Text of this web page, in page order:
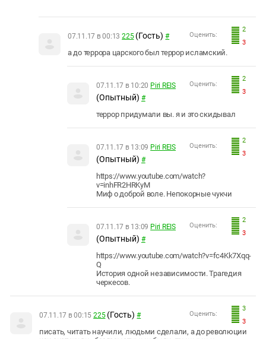
2
3
Оценить:
07.11.17 в 00:13 225 (Гость) #
а до террора царского был террор исламский.
2
3
Оценить:
07.11.17 в 10:20 Piri REIS
(Опытный) #
террор придумали вы. я и это скидывал
2
3
Оценить:
07.11.17 в 13:09 Piri REIS
(Опытный) #
https://www.youtube.com/watch?
v=inhFR2HRKyM
Миф о доброй воле. Непокорные чукчи
2
3
Оценить:
07.11.17 в 13:09 Piri REIS
(Опытный) #
https://www.youtube.com/watch?v=fc4Kk7Xqq-
Q
История одной независимости. Трагедия
черкесов.
3
3
Оценить:
07.11.17 в 00:15 225 (Гость) #
писать, читать научили, людьми сделали, а до революции